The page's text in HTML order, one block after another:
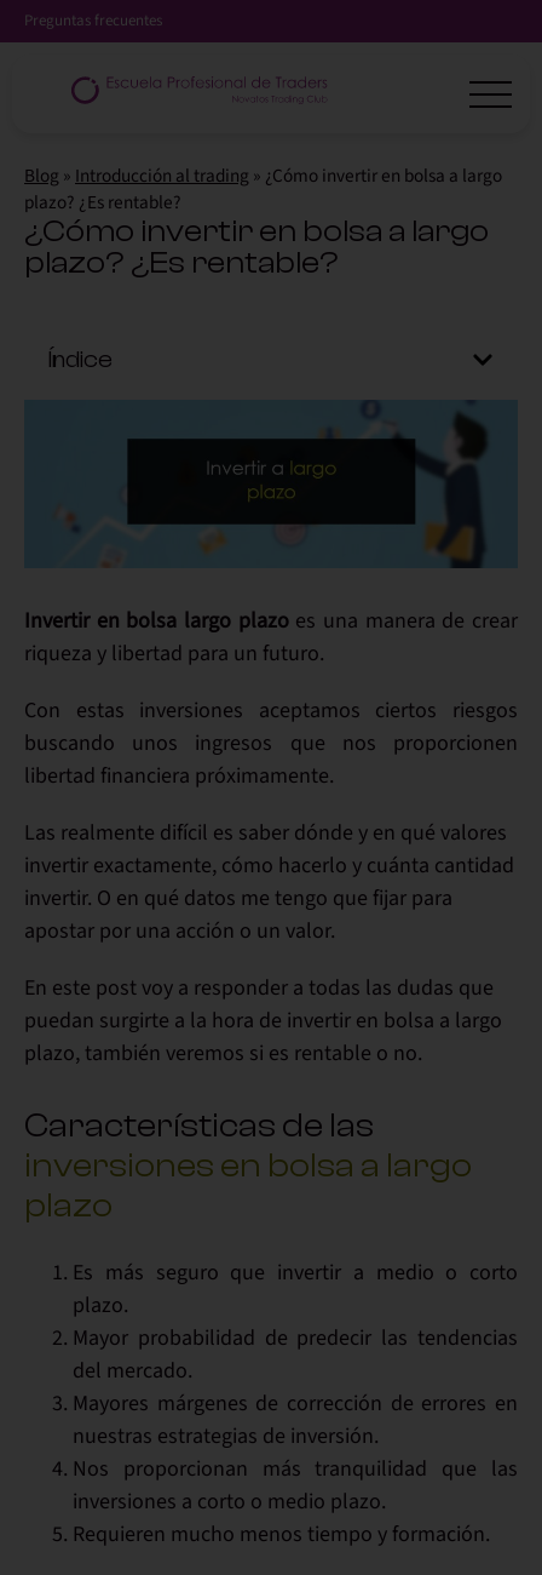
Preguntas frecuentes
Blog » Introducción al trading » ¿Cómo invertir en bolsa a largo
plazo? ¿Es rentable?
¿Cómo invertir en bolsa a largo
plazo? ¿Es rentable?
Índice
Invertir en bolsa largo plazoes una manera de crear
riqueza y libertad para un futuro.
Con estas inversiones aceptamos ciertos riesgos
buscando unos ingresos que nos proporcionen
libertad financiera próximamente.
Las realmente difícil es saber dónde y en qué valores
invertir exactamente, cómo hacerlo y cuánta cantidad
invertir. O en qué datos me tengo que fijar para
apostar por una acción o un valor.
En este post voy a responder a todas las dudas que
puedan surgirte a la hora de invertir en bolsa a largo
plazo, también veremos si es rentable o no.
Características de las
inversiones en bolsa a largo
plazo
Es más seguro que invertir a medio o corto
plazo.
Mayor probabilidad de predecir las tendencias
del mercado.
Mayores márgenes de corrección de errores en
nuestras estrategias de inversión.
Nos proporcionan más tranquilidad que las
inversiones a corto o medio plazo.
Requieren mucho menos tiempo y formación.